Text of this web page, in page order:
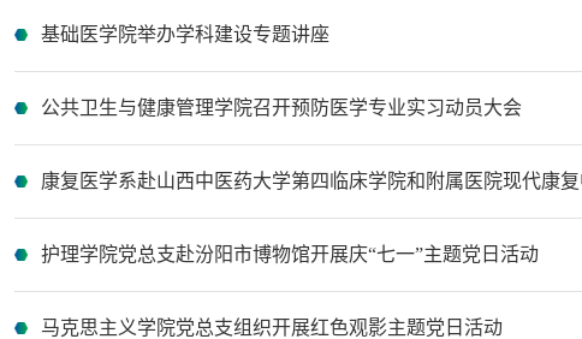
基础医学院举办学科建设专题讲座
公共卫生与健康管理学院召开预防医学专业实习动员大会
康复医学系赴山西中医药大学第四临床学院和附属医院现代康
护理学院党总支赴汾阳市博物馆开展庆“七一”主题党日活动
马克思主义学院党总支组织开展红色观影主题党日活动